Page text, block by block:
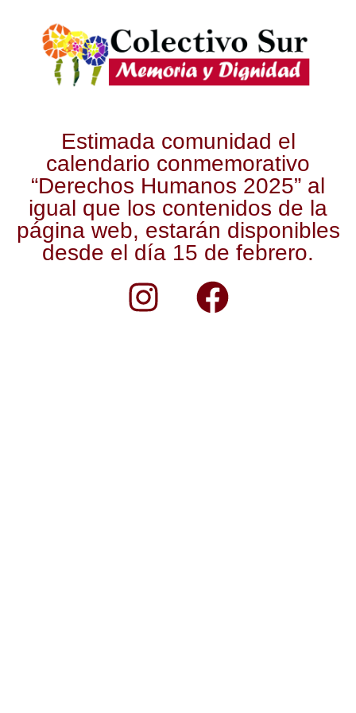
Estimada comunidad el
calendario conmemorativo
“Derechos Humanos 2025” al
igual que los contenidos de la
página web, estarán disponibles
desde el día 15 de febrero.